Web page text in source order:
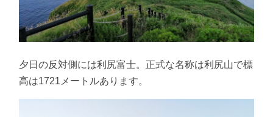
夕日の反対側には利尻富士。正式な名称は利尻山で標
高は1721メートルあります。